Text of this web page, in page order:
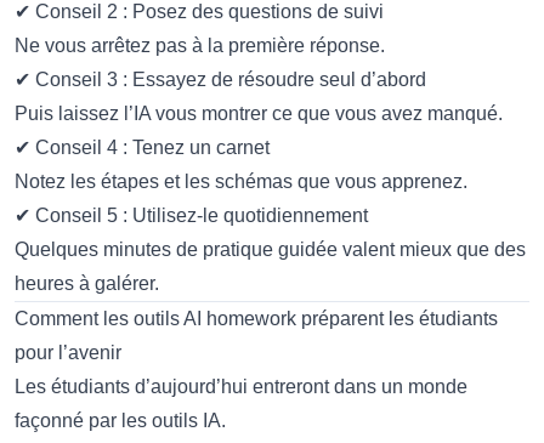
✔ Conseil 2 : Posez des questions de suivi
Ne vous arrêtez pas à la première réponse.
✔ Conseil 3 : Essayez de résoudre seul d’abord
Puis laissez l’IA vous montrer ce que vous avez manqué.
✔ Conseil 4 : Tenez un carnet
Notez les étapes et les schémas que vous apprenez.
✔ Conseil 5 : Utilisez-le quotidiennement
Quelques minutes de pratique guidée valent mieux que des
heures à galérer.
Comment les outils AI homework préparent les étudiants
pour l’avenir
Les étudiants d’aujourd’hui entreront dans un monde
façonné par les outils IA.